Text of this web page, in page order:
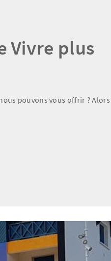
Vivre plus
pouvons vous offrir ? Alors